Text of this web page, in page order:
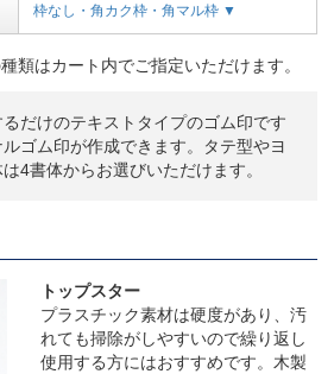
枠なし・角カク枠・角マル枠 ▼
類はカート内でご指定いただけます。
だけのテキストタイプのゴム印です
ゴム印が作成できます。タテ型やヨ
4書体からお選びいただけます。
トップスター
プラスチック素材は硬度があり、汚
れても掃除がしやすいので繰り返し
使用する方にはおすすめです。木製